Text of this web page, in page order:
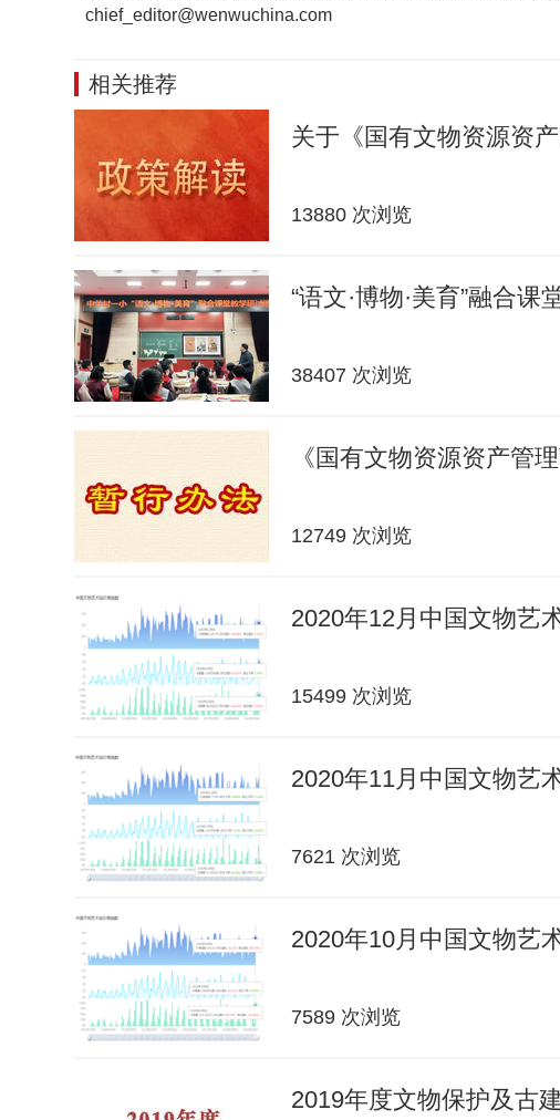
chief_editor@wenwuchina.com
相关推荐
关于《国有文物资源资
13880 次浏览
“语文·博物·美育”融合
38407 次浏览
《国有文物资源资产管
12749 次浏览
2020年12月中国文物艺
15499 次浏览
2020年11月中国文物艺
7621 次浏览
2020年10月中国文物艺
7589 次浏览
2019年度文物保护及古